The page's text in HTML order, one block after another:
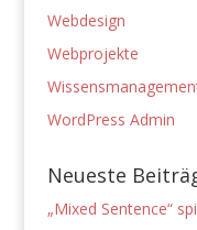
Webdesign
Webprojekte
WordPress Admin
Neueste
„Mixed Sentence“